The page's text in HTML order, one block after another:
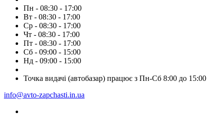
Пн - 08:30 - 17:00
Вт - 08:30 - 17:00
Ср - 08:30 - 17:00
Чт - 08:30 - 17:00
Пт - 08:30 - 17:00
Сб - 09:00 - 15:00
Нд - 09:00 - 15:00
Точка видачі (автобазар) працює з Пн-Сб 8:00 до 15:00
info@avto-zapchasti.in.ua